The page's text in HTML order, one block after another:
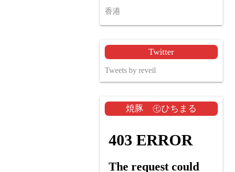
香港
Twitter
Tweets by reveil
焼豚 ㊆ひちまる